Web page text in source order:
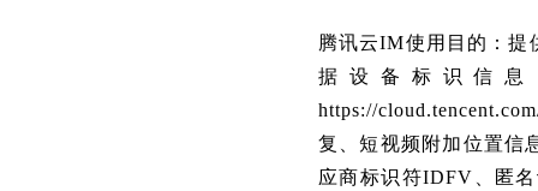
腾讯云IM使用目的：提
据设备标识信
https://
复、短视频附加位置信
应商标识符IDFV、匿